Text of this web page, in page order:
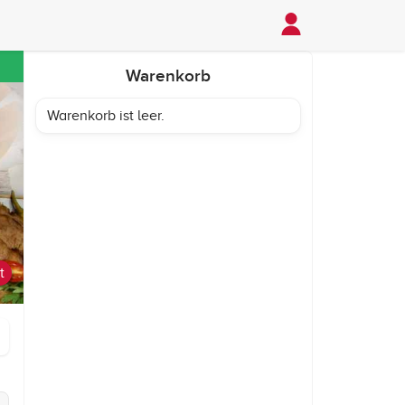
Warenkorb
Warenkorb ist leer.